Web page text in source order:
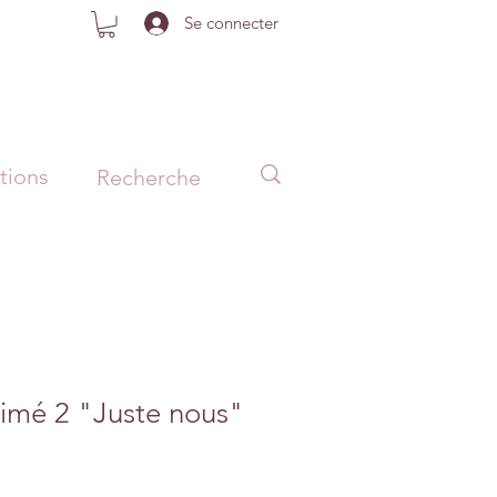
Se connecter
2 "Juste nous"